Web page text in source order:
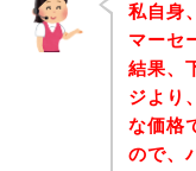
私自身
マーセ
結果、
ジより
な価格
ので、